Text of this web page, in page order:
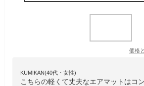
価格
KUMIKAN(40代・女性)
こちらの軽くて丈夫なエアマットはコ